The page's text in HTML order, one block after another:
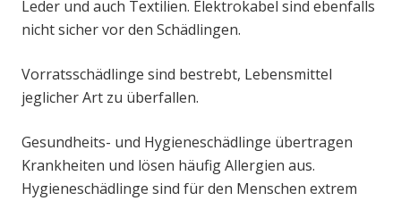
Leder und auch Textilien. Elektrokabel sind ebenfalls
nicht sicher vor den Schädlingen.
Vorratsschädlinge sind bestrebt, Lebensmittel
jeglicher Art zu überfallen.
Gesundheits- und Hygieneschädlinge übertragen
Krankheiten und lösen häufig Allergien aus.
Hygieneschädlinge sind für den Menschen extrem